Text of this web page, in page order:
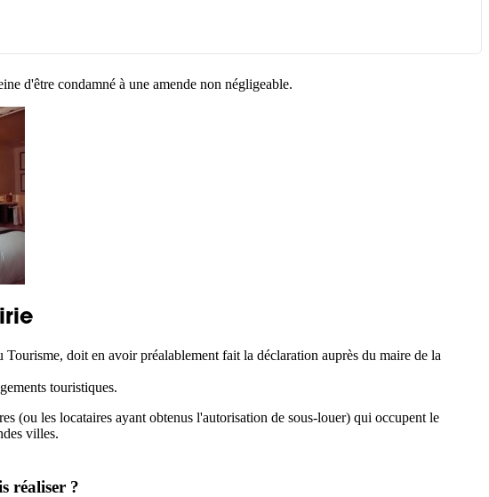
d'être condamné à une amende non négligeable.
doit en avoir préalablement fait la déclaration auprès du maire de la
touristiques.
(ou les locataires ayant obtenus l'autorisation de sous-louer) qui occupent le
villes.
réaliser ?